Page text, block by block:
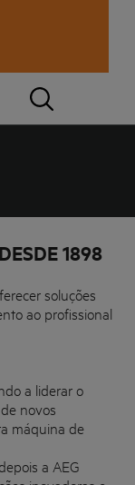
1898
soluções
ao profissional
a liderar o
novos
máquina de
a AEG